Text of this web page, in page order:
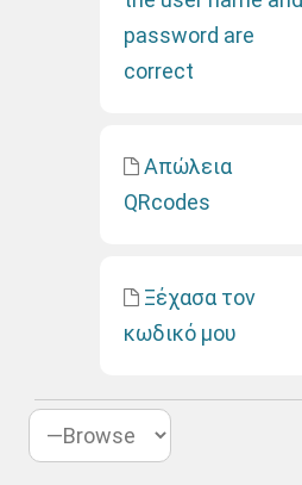
password are
correct
Απώλεια
QRcodes
Ξέχασα τον
κωδικό μου